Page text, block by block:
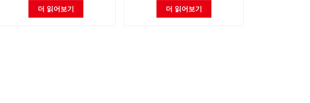
더 읽어보기 더 읽어보기